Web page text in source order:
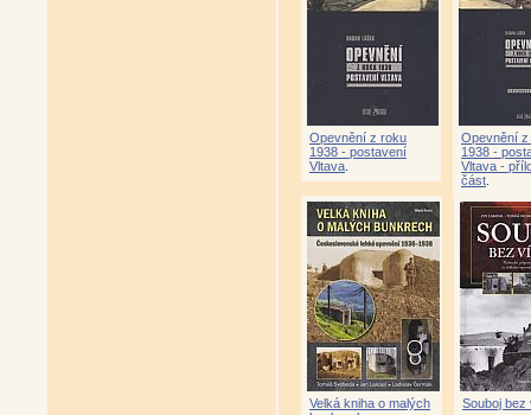
Opevnění z roku
1938 - postavení
Vltava
Opevnění z
1938 -
Vltava -
část
Velká kniha o malých
Souboj bez